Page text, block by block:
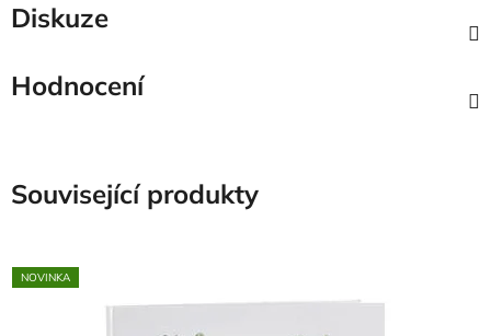
Diskuze
Hodnocení
Související produkty
NOVINKA